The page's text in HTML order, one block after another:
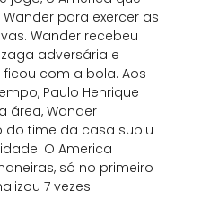
para exercer as
Wander recebeu
adversária e
ficou com a bola. Aos
Paulo Henrique
área, Wander
do time da casa subiu
O America
só no primeiro
7 vezes.